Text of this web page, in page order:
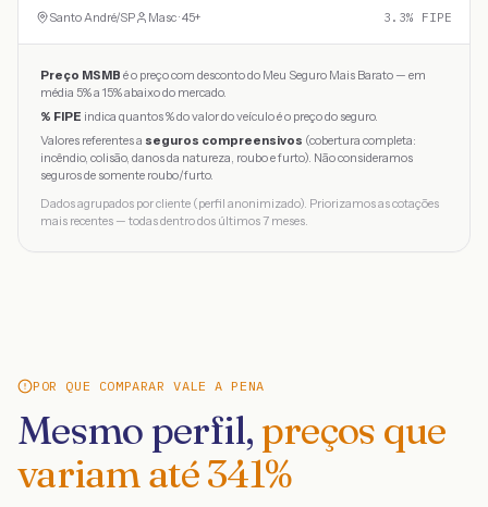
Santo André/SP Masc · 45+ 3.3% FIPE
Preço MSMB é o preço com desconto do Meu Seguro Mais Barato — em
média 5% a 15% abaixo do mercado.
% FIPE indica quantos % do valor do veículo é o preço do seguro.
Valores referentes a seguros compreensivos (cobertura completa:
incêndio, colisão, danos da natureza, roubo e furto). Não consideramos
seguros de somente roubo/furto.
Dados agrupados por cliente (perfil anonimizado). Priorizamos as cotações
mais recentes — todas dentro dos últimos 7 meses.
POR QUE COMPARAR VALE A PENA
Mesmo perfil, preços que
variam até341%